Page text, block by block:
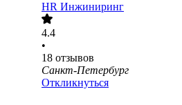
HR Инжиниринг
4.4
•
18 отзывов
Санкт-Петербург
Откликнуться